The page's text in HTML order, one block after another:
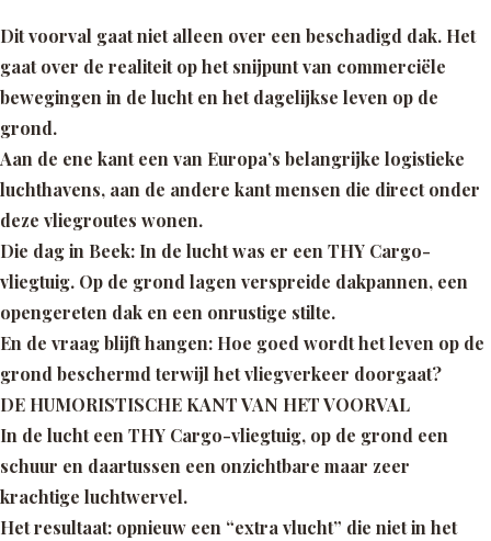
Dit voorval gaat niet alleen over een beschadigd dak. Het
gaat over de realiteit op het snijpunt van commerciële
bewegingen in de lucht en het dagelijkse leven op de
grond.
Aan de ene kant een van Europa’s belangrijke logistieke
luchthavens, aan de andere kant mensen die direct onder
deze vliegroutes wonen.
Die dag in Beek: In de lucht was er een THY Cargo-
vliegtuig. Op de grond lagen verspreide dakpannen, een
opengereten dak en een onrustige stilte.
En de vraag blijft hangen: Hoe goed wordt het leven op de
grond beschermd terwijl het vliegverkeer doorgaat?
DE HUMORISTISCHE KANT VAN HET VOORVAL
In de lucht een THY Cargo-vliegtuig, op de grond een
schuur en daartussen een onzichtbare maar zeer
krachtige luchtwervel.
Het resultaat: opnieuw een “extra vlucht” die niet in het